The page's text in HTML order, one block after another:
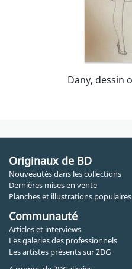
Originaux de BD
Nouveautés dans les collections
Dernières mises en vente
Planches et illustrations populaires
Communauté
Articles et interviews
Les galeries des professionnels
Les artistes présents sur 2DG